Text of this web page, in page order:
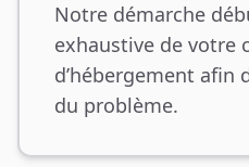
Notre démarche
exhaustive de votre
d’hébergement afin
du problème.